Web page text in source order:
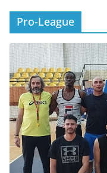
Pro-League